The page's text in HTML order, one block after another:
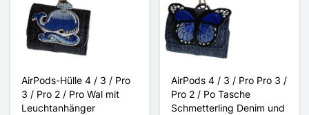
AirPods-Hülle 4 / 3 / Pro
3 / Pro 2 / Pro Wal mit
Leuchtanhänger
AirPods 4 / 3 / Pro Pro 3 /
Pro 2 / Po Tasche
Schmetterling Denim und